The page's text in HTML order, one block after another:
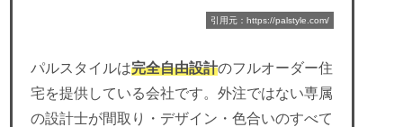
引用元：https://palstyle.com/
パルスタイルは完全自由設計のフルオーダー住
宅を提供している会社です。外注ではない専属
の設計士が間取り・デザイン・色合いのすべて